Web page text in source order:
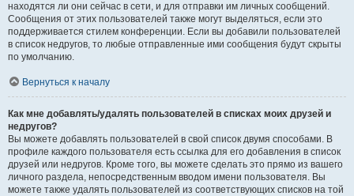
находятся ли они сейчас в сети, и для отправки им личных сообщений.
Сообщения от этих пользователей также могут выделяться, если это
поддерживается стилем конференции. Если вы добавили пользователей
в список недругов, то любые отправленные ими сообщения будут скрыты
по умолчанию.
Вернуться к началу
Как мне добавлять/удалять пользователей в списках моих друзей и
недругов?
Вы можете добавлять пользователей в свой список двумя способами. В
профиле каждого пользователя есть ссылка для его добавления в список
друзей или недругов. Кроме того, вы можете сделать это прямо из вашего
личного раздела, непосредственным вводом имени пользователя. Вы
можете также удалять пользователей из соответствующих списков на той